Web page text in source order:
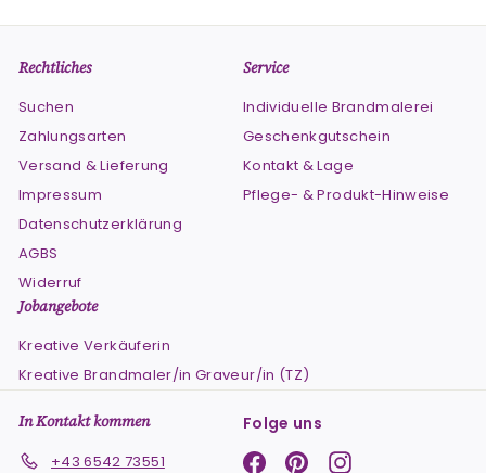
Rechtliches
Suchen
Zahlungsarten
Versand & Lieferung
Impressum
Datenschutzerklärung
AGBS
Widerruf
Service
Individuelle Brandmalerei
Geschenkgutschein
Kontakt & Lage
Pflege- & Produkt-Hinweise
Jobangebote
Kreative Verkäuferin
Kreative Brandmaler/in Graveur/in (TZ)
In Kontakt kommen
+43 6542 73551
Folge uns
Facebook
PinterestInstagram